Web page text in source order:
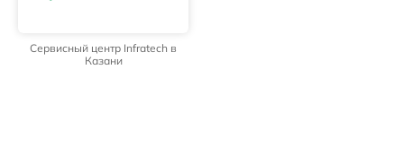
Сервисный центр Infratech в
Казани